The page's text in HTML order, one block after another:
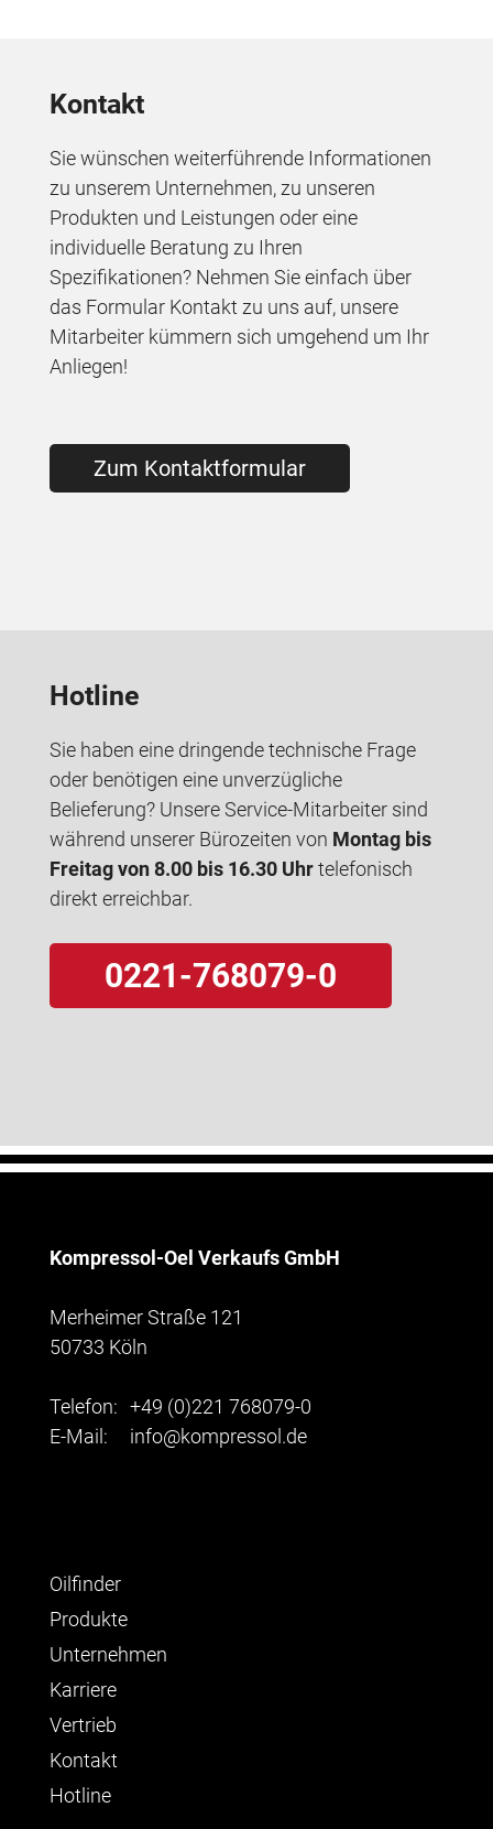
Kontakt
Sie wünschen weiterführende Informationen
zu unserem Unternehmen, zu unseren
Produkten und Leistungen oder eine
individuelle Beratung zu Ihren
Spezifikationen? Nehmen Sie einfach über
das Formular Kontakt zu uns auf, unsere
Mitarbeiter kümmern sich umgehend um Ihr
Anliegen!
Zum Kontaktformular
Hotline
Sie haben eine dringende technische Frage
oder benötigen eine unverzügliche
Belieferung? Unsere Service-Mitarbeiter sind
während unserer Bürozeiten von Montag bis
Freitag von 8.00 bis 16.30 Uhrtelefonisch
direkt erreichbar.
0221-768079-0
Kompressol-Oel Verkaufs GmbH
Merheimer Straße 121
50733 Köln
Telefon: +49 (0)221 768079-0
E-Mail:
info@kompressol.de
Oilfinder
Produkte
Unternehmen
Karriere
Vertrieb
Kontakt
Hotline